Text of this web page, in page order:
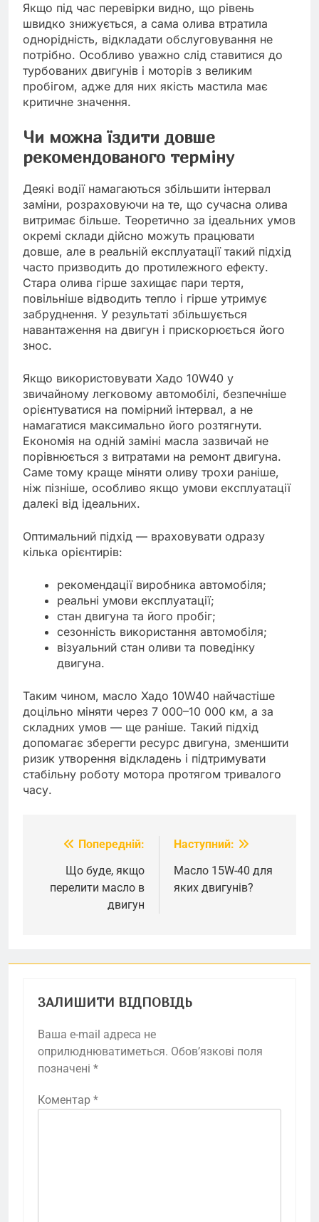
Якщо під час перевірки видно, що рівень
швидко знижується, а сама олива втратила
однорідність, відкладати обслуговування не
потрібно. Особливо уважно слід ставитися до
турбованих двигунів і моторів з великим
пробігом, адже для них якість мастила має
критичне значення.
Чи можна їздити довше
рекомендованого терміну
Деякі водії намагаються збільшити інтервал
заміни, розраховуючи на те, що сучасна олива
витримає більше. Теоретично за ідеальних умов
окремі склади дійсно можуть працювати
довше, але в реальній експлуатації такий підхід
часто призводить до протилежного ефекту.
Стара олива гірше захищає пари тертя,
повільніше відводить тепло і гірше утримує
забруднення. У результаті збільшується
навантаження на двигун і прискорюється його
знос.
Якщо використовувати Хадо 10W40 у
звичайному легковому автомобілі, безпечніше
орієнтуватися на помірний інтервал, а не
намагатися максимально його розтягнути.
Економія на одній заміні масла зазвичай не
порівнюється з витратами на ремонт двигуна.
Саме тому краще міняти оливу трохи раніше,
ніж пізніше, особливо якщо умови експлуатації
далекі від ідеальних.
Оптимальний підхід — враховувати одразу
кілька орієнтирів:
рекомендації виробника автомобіля;
реальні умови експлуатації;
стан двигуна та його пробіг;
сезонність використання автомобіля;
візуальний стан оливи та поведінку
двигуна.
Таким чином, масло Хадо 10W40 найчастіше
доцільно міняти через 7 000–10 000 км, а за
складних умов — ще раніше. Такий підхід
допомагає зберегти ресурс двигуна, зменшити
ризик утворення відкладень і підтримувати
стабільну роботу мотора протягом тривалого
часу.
Навігація
записів
Попередній:
Що буде, якщо
перелити масло в
двигун
Наступний:
Масло 15W-40 для
яких двигунів?
ЗАЛИШИТИ ВІДПОВІДЬ
Ваша e-mail адреса не
оприлюднюватиметься. Обов’язкові поля
позначені *
Коментар *